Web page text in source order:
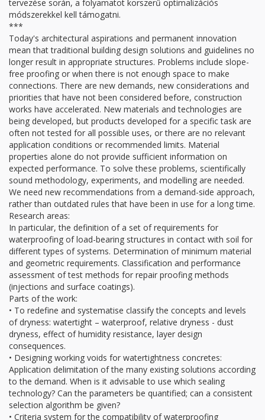
tervezése során, a folyamatot korszerű optimalizációs
módszerekkel kell támogatni.
***
Today's architectural aspirations and permanent innovation
mean that traditional building design solutions and guidelines no
longer result in appropriate structures. Problems include slope-
free proofing or when there is not enough space to make
connections. There are new demands, new considerations and
priorities that have not been considered before, construction
works have accelerated. New materials and technologies are
being developed, but products developed for a specific task are
often not tested for all possible uses, or there are no relevant
application conditions or recommended limits. Material
properties alone do not provide sufficient information on
expected performance. To solve these problems, scientifically
sound methodology, experiments, and modelling are needed.
We need new recommendations from a demand-side approach,
rather than outdated rules that have been in use for a long time.
Research areas:
In particular, the definition of a set of requirements for
waterproofing of load-bearing structures in contact with soil for
different types of systems. Determination of minimum material
and geometric requirements. Classification and performance
assessment of test methods for repair proofing methods
(injections and surface coatings).
Parts of the work:
• To redefine and systematise classify the concepts and levels
of dryness: watertight – waterproof, relative dryness - dust
dryness, effect of humidity resistance, layer design
consequences.
• Designing working voids for watertightness concretes:
Application delimitation of the many existing solutions according
to the demand. When is it advisable to use which sealing
technology? Can the parameters be quantified; can a consistent
selection algorithm be given?
• Criteria system for the compatibility of waterproofing